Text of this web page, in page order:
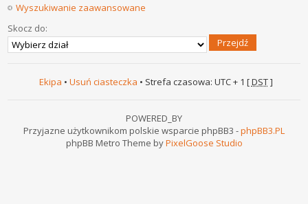
Wyszukiwanie zaawansowane
Skocz do:
Ekipa • Usuń ciasteczka • Strefa czasowa: UTC + 1 [DST]
POWERED_BY
Przyjazne użytkownikom polskie wsparcie phpBB3 -phpBB3.PL
phpBB Metro Theme byPixelGoose Studio